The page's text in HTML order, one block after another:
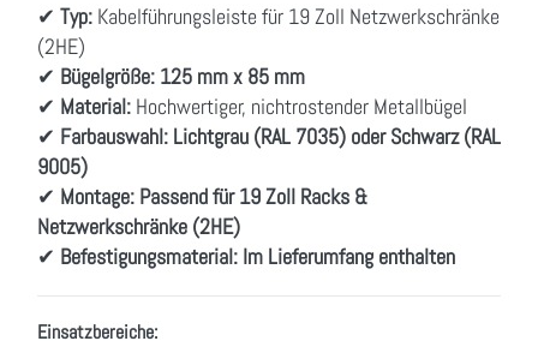
✔ Typ: Kabelführungsleiste für 19 Zoll Netzwerkschränke
(2HE)
✔ Bügelgröße: 125 mm x 85 mm
✔ Material: Hochwertiger, nichtrostender Metallbügel
✔ Farbauswahl: Lichtgrau (RAL 7035) oder Schwarz (RAL
9005)
✔ Montage: Passend für 19 Zoll Racks &
Netzwerkschränke (2HE)
✔ Befestigungsmaterial: Im Lieferumfang enthalten
Einsatzbereiche: